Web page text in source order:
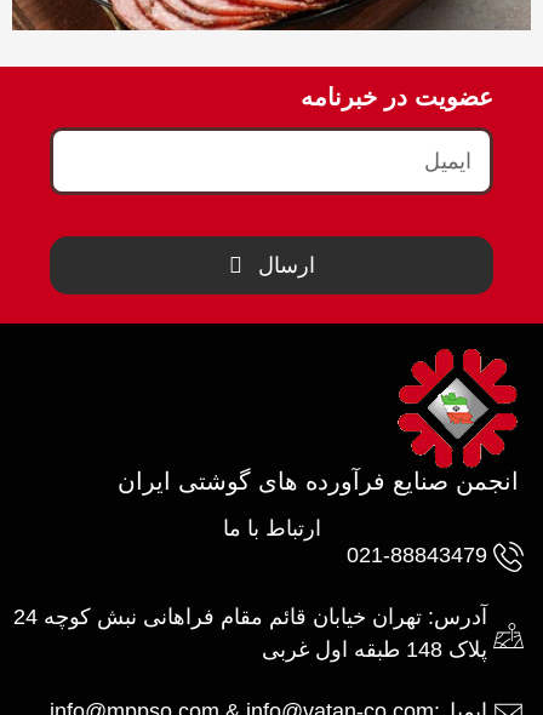
عضویت در خبرنامه
ارسال
انجمن صنایع فرآورده های گوشتی ایران
ارتباط با ما
021-88843479
آدرس: تهران خیابان قائم مقام فراهانی نبش کوچه 24
پلاک 148 طبقه اول غربی